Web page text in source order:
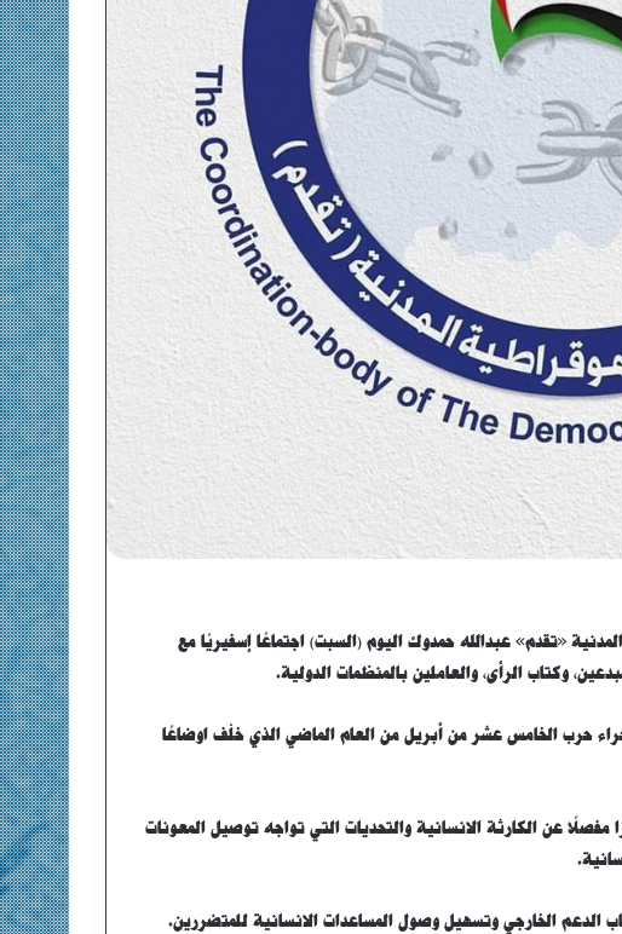
«تقدم» عبدالله حمدوك اليوم (السبت) اجتماعًا إسفيريًا مع
وكتاب الرأى، والعاملين بالمنظمات الدولية.
حرب الخامس عشر من أبريل من العام الماضي الذي خلّف اوضاعًا
عن الكارثة الانسانية والتحديات التي تواجه توصيل المعونات
الدعم الخارجي وتسهيل وصول المساعدات الانسانية للمتضررين.